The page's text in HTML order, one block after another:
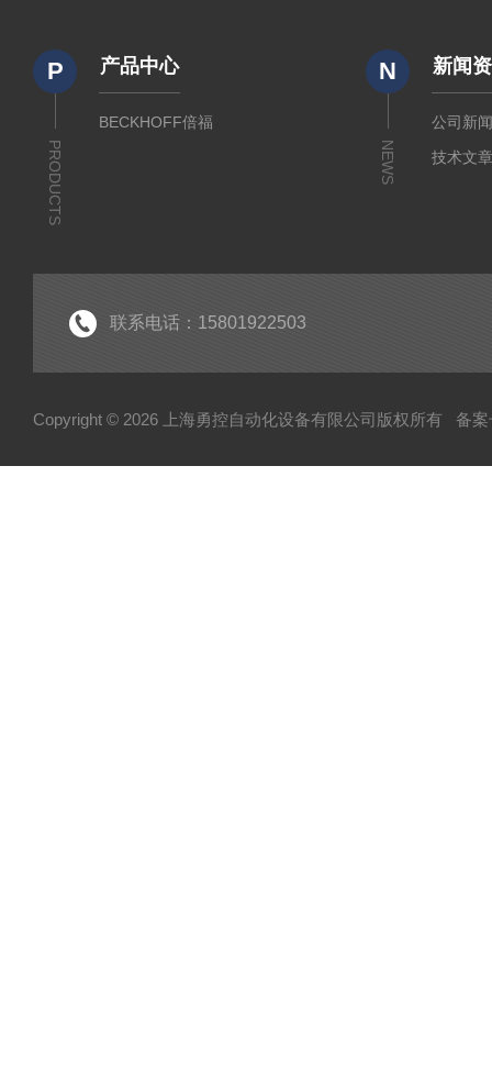
P
PRODUCTS
产品中心
BECKHOFF倍福
N
NEWS
新闻
公司新
技术文
联系电话：15801922503
Copyright © 2026 上海勇控自动化设备有限公司版权所有 备案